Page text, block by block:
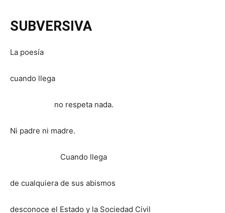
SUBVERSIVA
La poesía
cuando llega
no respeta nada.
Ni padre ni madre.
Cuando llega
de cualquiera de sus abismos
desconoce el Estado y la Sociedad Civil